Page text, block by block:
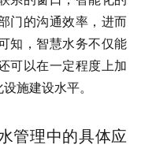
门的沟通效率，进而
知，智慧水务不仅能
可以在一定程度上加
施建设水平。
管理中的具体应